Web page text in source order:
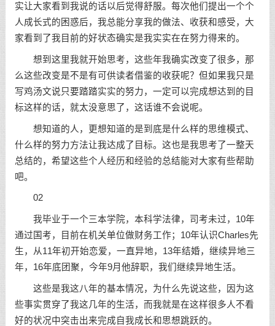
实让大家看到我说的话以后觉得舒服。每次他们提出一个个
人成长式的困惑后，我总能分享我的做法、收获和感受，大
家看到了我目前的好状态确实是我实实在在努力得来的。
想到这里我就开始思考，这些年我确实改变了很多，那
么这些改变是不是有可供读者借鉴的收获呢？但如果我只是
写鸡汤文说只要踏踏实实的努力，一定可以完成想达到的目
标这样的话，就太没意思了，这话谁不会说呢。
想知道的人，更想知道的是到底是什么样的思维模式、
什么样的努力方法让我达成了目标。这也是我思考了一整天
总结的，希望这些个人经历和经验的总结能对大家有些帮助
吧。
02
我毕业于一个三本学院，本科学法律，司考未过，10年
通过国考，目前在机关单位做财务工作；10年认识Charles先
生，从11年初开始恋爱，一直异地，13年结婚，继续异地三
年，16年底团聚，今年9月他辞职，我们继续异地生活。
这些是我这八年的基本情况，为什么先说这些，因为这
些事实贯穿了我这几年的生活，而我就是在这样很多人不看
好的状况中突击出来完成自我成长和思想跳跃的。